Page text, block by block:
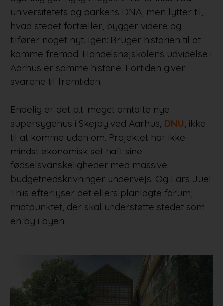
universitetets og parkens DNA, men lytter til,
hvad stedet fortæller, bygger videre og
tilfører noget nyt. Igen: Bruger historien til at
komme fremad. Handelshøjskolens udvidelse i
Aarhus er samme historie. Fortiden giver
svarene til fremtiden.
Endelig er det p.t. meget omtalte nye
supersygehus i Skejby ved Aarhus, DNU, ikke
til at komme uden om. Projektet har ikke
mindst økonomisk set haft sine
fødselsvanskeligheder med massive
budgetnedskrivninger undervejs. Og Lars Juel
Thiis efterlyser det ellers planlagte forum,
midtpunktet, der skal understøtte stedet som
en by i byen.